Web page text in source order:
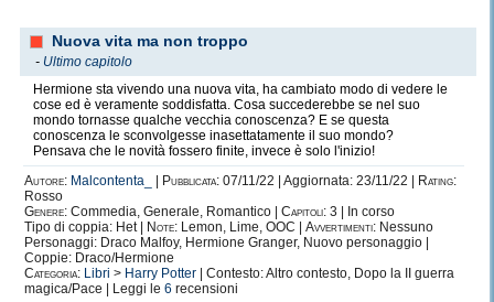
Nuova vita ma non troppo
- Ultimo capitolo
Hermione sta vivendo una nuova vita, ha cambiato modo di vedere le
cose ed è veramente soddisfatta. Cosa succederebbe se nel suo
mondo tornasse qualche vecchia conoscenza? E se questa
conoscenza le sconvolgesse inasettatamente il suo mondo?
Pensava che le novità fossero finite, invece è solo l'inizio!
Autore: Malcontenta_ Pubblicata: 07/11/22 | Aggiornata: 23/11/22 |
Rating:
Rosso
Genere: Commedia, Generale, Romantico | Capitoli: 3 | In corso
Tipo di coppia: Het |
Note: Lemon, Lime, OOC | Avvertimenti: Nessuno
Personaggi: Draco Malfoy, Hermione Granger, Nuovo personaggio |
Coppie: Draco/Hermione
Categoria: Libri > Harry Potter | Contesto: Altro contesto, Dopo la II guerra
magica/Pace | Leggi le 6 recensioni